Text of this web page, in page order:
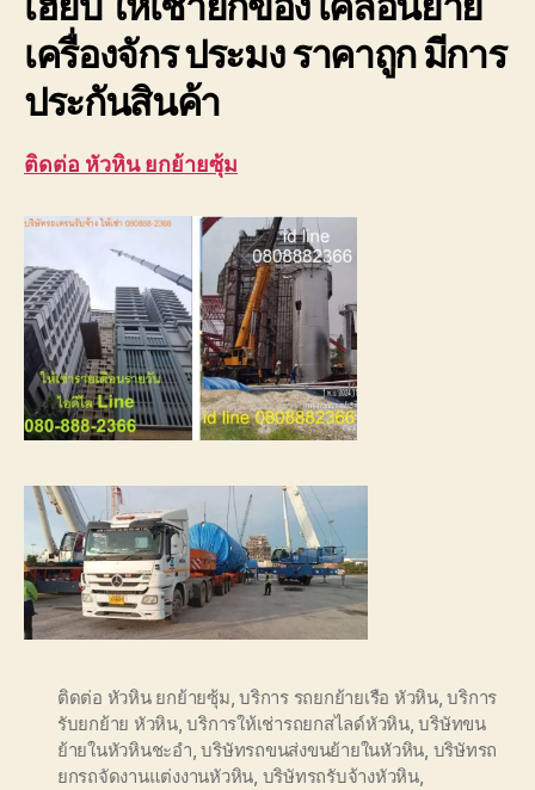
เครื่องจักร ประมง ราคาถูก มีการ
ประกันสินค้า
ติดต่อ หัวหิน ยกย้ายซุ้ม
ติดต่อ หัวหิน ยกย้ายซุ้ม,บริการ รถยกย้ายเรือ หัวหิน,บริการ
รับยกย้าย หัวหิน,บริการให้เช่ารถยกสไลด์หัวหิน,บริษัทขน
ย้ายในหัวหินชะอำ,บริษัทรถขนส่งขนย้ายในหัวหิน, บริษัทรถ
ยกรถจัดงานแต่งงานหัวหิน, บริษัทรถรับจ้างหัวหิน,